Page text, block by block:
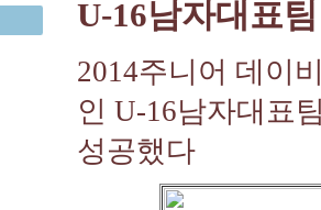
U-16남자대표
2014주니어 데이
인 U-16남자대표
성공했다